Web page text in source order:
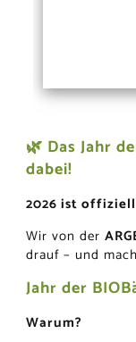
🌿 Das Jahr
dabei!
2026 ist
Wir von der
drauf – und
Jahr der
Warum?